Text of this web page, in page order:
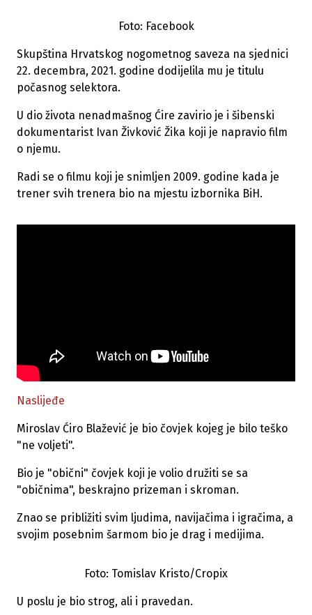
Foto: Facebook
Skupština Hrvatskog nogometnog saveza na sjednici
22. decembra, 2021. godine dodijelila mu je titulu
počasnog selektora.
U dio života nenadmašnog Ćire zavirio je i šibenski
dokumentarist Ivan Živković Žika koji je napravio film
o njemu.
Radi se o filmu koji je snimljen 2009. godine kada je
trener svih trenera bio na mjestu izbornika BiH.
Naslijeđe
Miroslav Ćiro Blažević je bio čovjek kojeg je bilo teško
"ne voljeti".
Bio je "obični" čovjek koji je volio družiti se sa
"običnima", beskrajno prizeman i skroman.
Znao se približiti svim ljudima, navijačima i igračima, a
svojim posebnim šarmom bio je drag i medijima.
Foto: Tomislav Kristo/Cropix
U poslu je bio strog, ali i pravedan.